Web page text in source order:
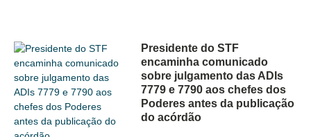
Presidente do STF
encaminha comunicado
sobre julgamento das ADIs
7779 e 7790 aos chefes dos
Poderes antes da publicação
do acórdão